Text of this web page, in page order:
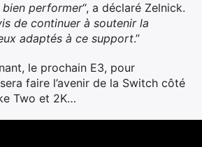
performer“, a déclaré Zelnick.
de continuer à soutenir la
adaptés à ce support.”
le prochain E3, pour
faire l’avenir de la Switch côté
Two et 2K…